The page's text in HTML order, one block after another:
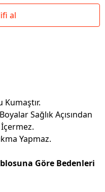
al
Sağlık Açısından
Yapmaz.
Göre Bedenleri